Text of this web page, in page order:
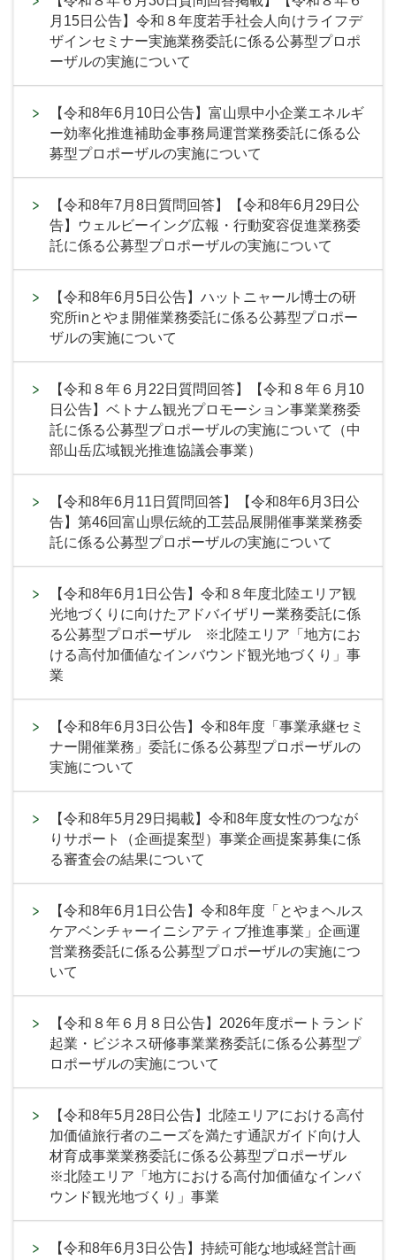
月15日公告】令和８年度若手社会人向けライフデ
ザインセミナー実施業務委託に係る公募型プロポ
ーザルの実施について
【令和8年6月10日公告】富山県中小企業エネルギ
ー効率化推進補助金事務局運営業務委託に係る公
募型プロポーザルの実施について
【令和8年7月8日質問回答】【令和8年6月29日公
告】ウェルビーイング広報・行動変容促進業務委
託に係る公募型プロポーザルの実施について
【令和8年6月5日公告】ハットニャール博士の研
究所inとやま開催業務委託に係る公募型プロポー
ザルの実施について
【令和８年６月22日質問回答】【令和８年６月10
日公告】ベトナム観光プロモーション事業業務委
託に係る公募型プロポーザルの実施について（中
部山岳広域観光推進協議会事業）
【令和8年6月11日質問回答】【令和8年6月3日公
告】第46回富山県伝統的工芸品展開催事業業務委
託に係る公募型プロポーザルの実施について
【令和8年6月1日公告】令和８年度北陸エリア観
光地づくりに向けたアドバイザリー業務委託に係
る公募型プロポーザル ※北陸エリア「地方にお
ける高付加価値なインバウンド観光地づくり」事
業
【令和8年6月3日公告】令和8年度「事業承継セミ
ナー開催業務」委託に係る公募型プロポーザルの
実施について
【令和8年5月29日掲載】令和8年度女性のつなが
りサポート（企画提案型）事業企画提案募集に係
る審査会の結果について
【令和8年6月1日公告】令和8年度「とやまヘルス
ケアベンチャーイニシアティブ推進事業」企画運
営業務委託に係る公募型プロポーザルの実施につ
いて
【令和８年６月８日公告】2026年度ポートランド
起業・ビジネス研修事業業務委託に係る公募型プ
ロポーザルの実施について
【令和8年5月28日公告】北陸エリアにおける高付
加価値旅行者のニーズを満たす通訳ガイド向け人
材育成事業業務委託に係る公募型プロポーザル
※北陸エリア「地方における高付加価値なインバ
ウンド観光地づくり」事業
【令和8年6月3日公告】持続可能な地域経営計画